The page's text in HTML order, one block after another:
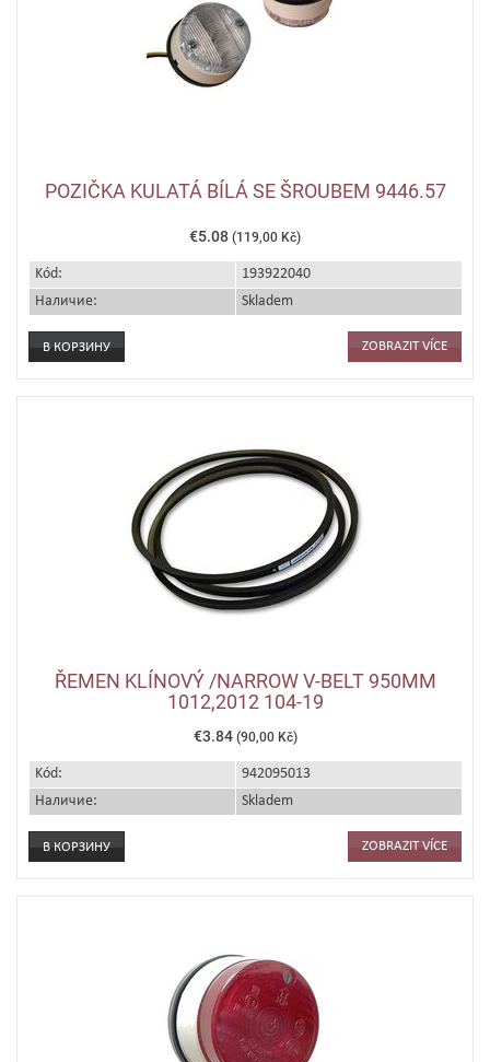
POZIČKA KULATÁ BÍLÁ SE ŠROUBEM 9446.57
€5.08 (119,00 Kč)
Kód:
193922040
Наличие:
Skladem
ZOBRAZIT VÍCE
ŘEMEN KLÍNOVÝ /NARROW V-BELT 950MM
1012,2012 104-19
€3.84 (90,00 Kč)
Kód:
942095013
Наличие:
Skladem
ZOBRAZIT VÍCE